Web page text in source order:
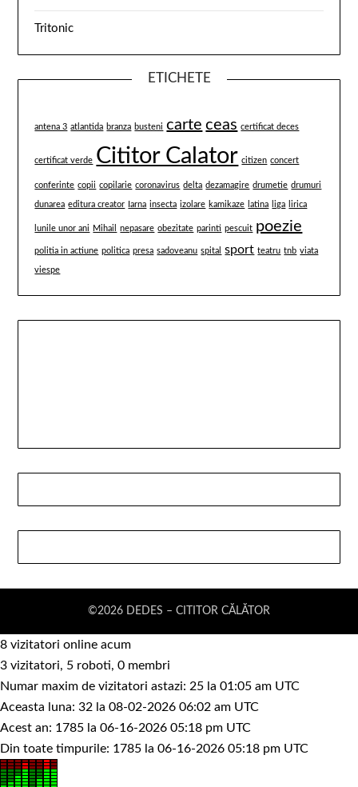
Tritonic
ETICHETE
antena 3 atlantida branza busteni carte ceas certificat deces
certificat verde Cititor Calator citizen concert
conferinte copii copilarie coronavirus delta dezamagire drumetie drumuri
dunarea editura creator Iarna insecta izolare kamikaze latina liga lirica
lunile unor ani Mihail nepasare obezitate parinti pescuit poezie
politia in actiune politica presa sadoveanu spital sport teatru tnb viata
viespe
©2026 DEDES – CITITOR CĂLĂTOR
8 vizitatori online acum
3 vizitatori, 5 roboti, 0 membri
Numar maxim de vizitatori astazi: 25 la 01:05 am UTC
Aceasta luna: 32 la 08-02-2026 06:02 am UTC
Acest an: 1785 la 06-16-2026 05:18 pm UTC
Din toate timpurile: 1785 la 06-16-2026 05:18 pm UTC